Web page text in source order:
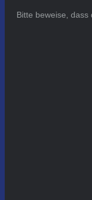
Bitte beweise,